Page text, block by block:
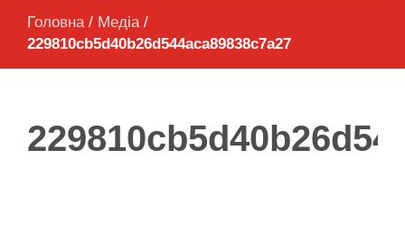
Головна / Медіа /
229810cb5d40b26d544aca89838c7a27